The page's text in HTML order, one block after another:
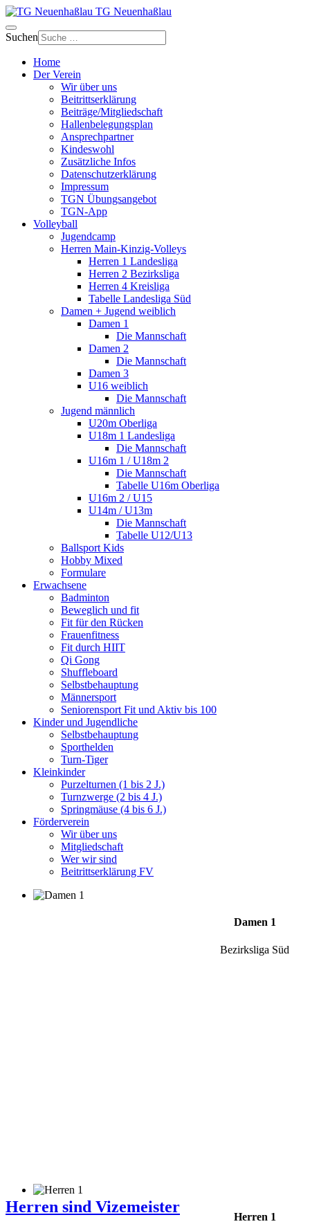
TG Neuenhaßlau
Suchen
Home
Der Verein
Wir über uns
Beitrittserklärung
Beiträge/Mitgliedschaft
Hallenbelegungsplan
Ansprechpartner
Kindeswohl
Zusätzliche Infos
Datenschutzerklärung
Impressum
TGN Übungsangebot
TGN-App
Volleyball
Jugendcamp
Herren Main-Kinzig-Volleys
Herren 1 Landesliga
Herren 2 Bezirksliga
Herren 4 Kreisliga
Tabelle Landesliga Süd
Damen + Jugend weiblich
Damen 1
Die Mannschaft
Damen 2
Die Mannschaft
Damen 3
U16 weiblich
Die Mannschaft
Jugend männlich
U20m Oberliga
U18m 1 Landesliga
Die Mannschaft
U16m 1 / U18m 2
Die Mannschaft
Tabelle U16m Oberliga
U16m 2 / U15
U14m / U13m
Die Mannschaft
Tabelle U12/U13
Ballsport Kids
Hobby Mixed
Formulare
Erwachsene
Badminton
Beweglich und fit
Fit für den Rücken
Frauenfitness
Fit durch HIIT
Qi Gong
Shuffleboard
Selbstbehauptung
Männersport
Seniorensport Fit und Aktiv bis 100
Kinder und Jugendliche
Selbstbehauptung
Sporthelden
Turn-Tiger
Kleinkinder
Purzelturnen (1 bis 2 J.)
Turnzwerge (2 bis 4 J.)
Springmäuse (4 bis 6 J.)
Förderverein
Wir über uns
Mitgliedschaft
Wer wir sind
Beitrittserklärung FV
Damen 1
Bezirksliga Süd
Herren 1
Herren sind Vizemeister